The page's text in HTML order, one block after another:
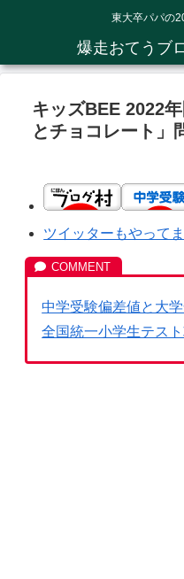
東大卒パパの
爆走おてうブ
キッズBEE 2022
とチョコレート」
ツイッターもやってま
中学受験偏差値と大
全国統一小学生テス